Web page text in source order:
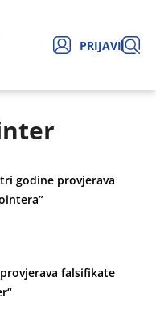
PRIJAVI
godine provjerava
falsifikate